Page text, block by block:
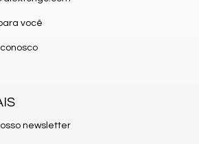
você
newsletter